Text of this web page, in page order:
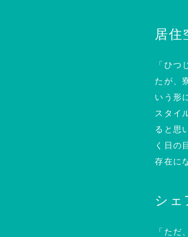
居住
「ひつ
たが、
いう形
スタイ
ると思
く日の
存在に
シェ
「ただ